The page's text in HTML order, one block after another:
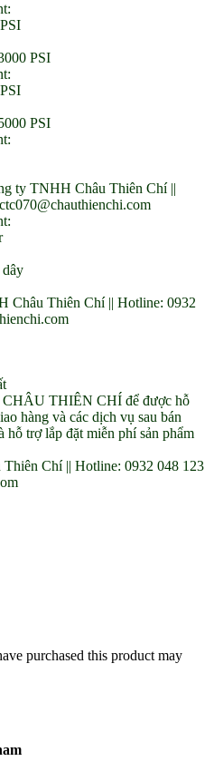
PSI
PSI
ty TNHH Châu Thiên Chí ||
dây
Châu Thiên Chí || Hotline: 0932
THIÊN CHÍ để được hỗ
hàng và các dịch vụ sau bán
trợ lắp đặt miễn phí sản phẩm
Chí || Hotline: 0932 048 123
purchased this product may